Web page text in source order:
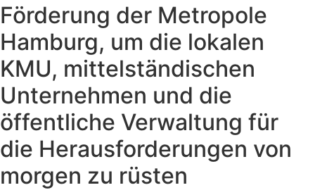
Förderung der Metropole
Hamburg, um die lokalen
KMU, mittelständischen
Unternehmen und die
öffentliche Verwaltung für
die Herausforderungen von
morgen zu rüsten